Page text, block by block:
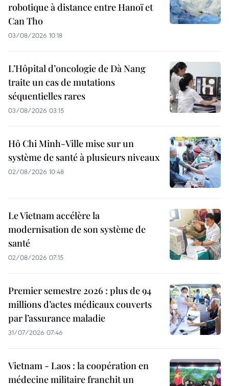
robotique à distance entre Hanoï et
Can Tho
03/08/2026 10:18
L’Hôpital d’oncologie de Dà Nang
traite un cas de mutations
séquentielles rares
03/08/2026 03:15
Hô Chi Minh-Ville mise sur un
système de santé à plusieurs niveaux
02/08/2026 10:48
Le Vietnam accélère la
modernisation de son système de
santé
02/08/2026 07:15
Premier semestre 2026 : plus de 94
millions d’actes médicaux couverts
par l’assurance maladie
31/07/2026 07:46
Vietnam - Laos : la coopération en
médecine militaire franchit un